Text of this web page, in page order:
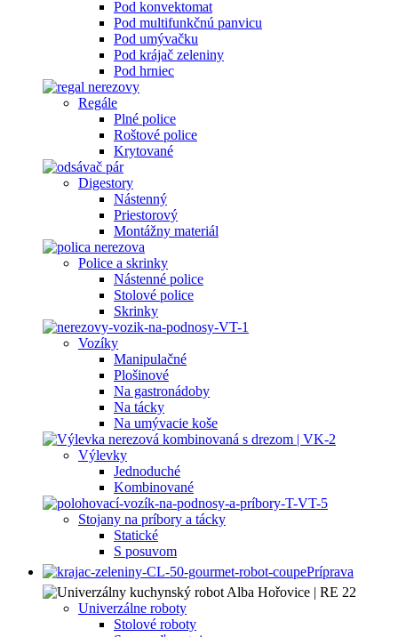
Pod konvektomat
Pod multifunkčnú panvicu
Pod umývačku
Pod krájač zeleniny
Pod hrniec
Regále
Plné police
Roštové police
Krytované
Digestory
Nástenný
Priestorový
Montážny materiál
Police a skrinky
Nástenné police
Stolové police
Skrinky
Vozíky
Manipulačné
Plošinové
Na gastronádoby
Na tácky
Na umývacie koše
Výlevky
Jednoduché
Kombinované
Stojany na príbory a tácky
Statické
S posuvom
Príprava
Univerzálne roboty
Stolové roboty